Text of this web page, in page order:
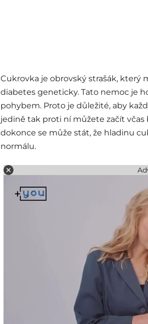
Cukrovka je obrovský strašák, který
diabetes geneticky. Tato nemoc je
pohybem. Proto je důležité, aby
jedině tak proti ní můžete začít včas
dokonce se může stát, že hladinu
normálu.